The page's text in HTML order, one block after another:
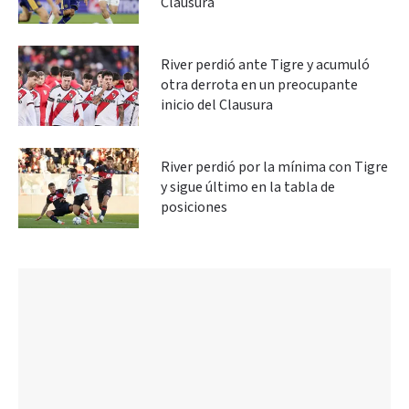
River perdió ante Tigre y acumuló
otra derrota en un preocupante
inicio del Clausura
River perdió por la mínima con Tigre
y sigue último en la tabla de
posiciones